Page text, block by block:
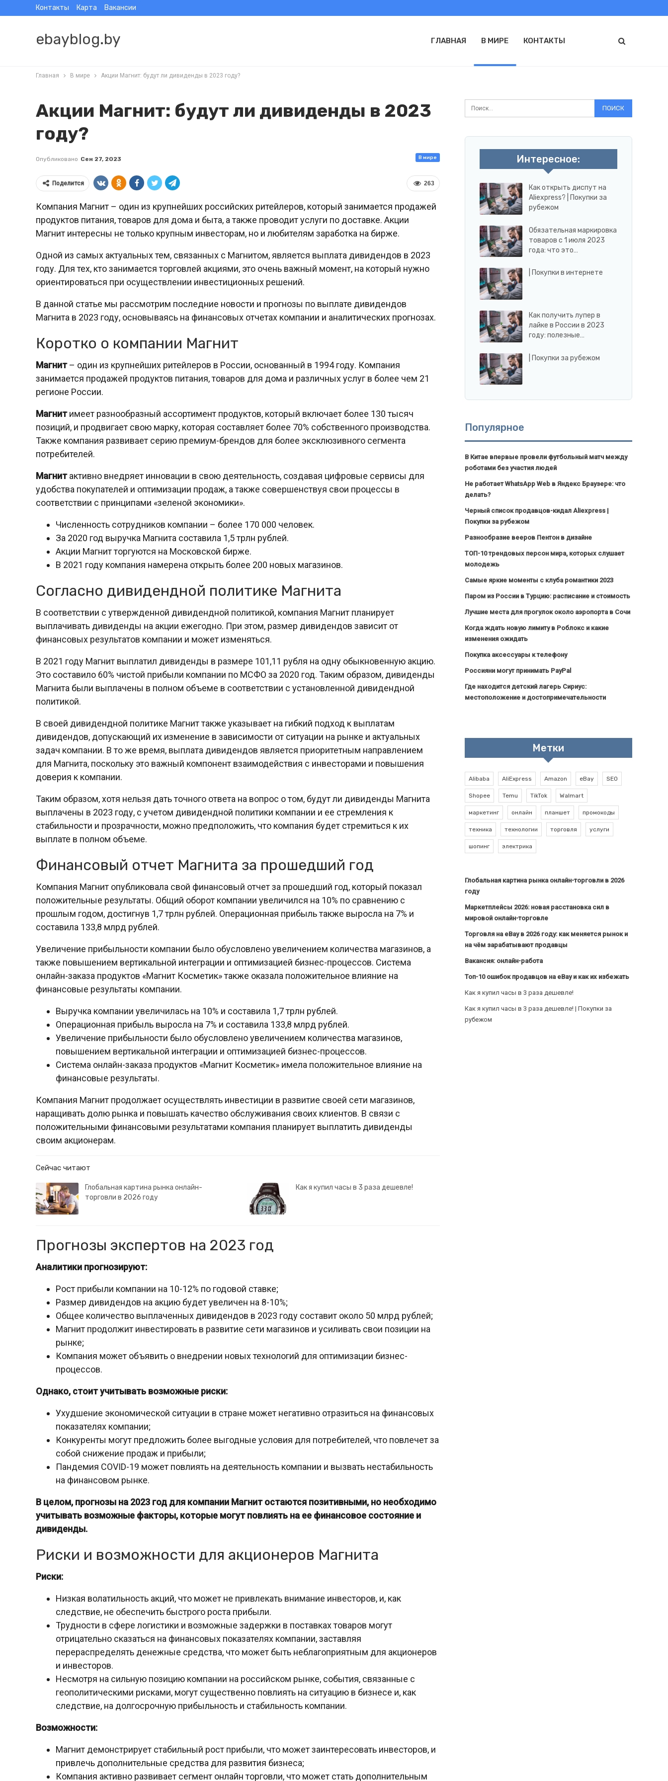
Контакты Карта Вакансии
ebayblog.by ГЛАВНАЯ В МИРЕ КОНТАКТЫ
Главная В мире Акции Магнит: будут ли дивиденды в 2023 году?
Акции Магнит: будут ли дивиденды в 2023
году?
В мире
Опубликовано Сен 27, 2023
263
Поделится
Компания Магнит – один из крупнейших российских ритейлеров, который занимается продажей
продуктов питания, товаров для дома и быта, а также проводит услуги по доставке. Акции
Магнит интересны не только крупным инвесторам, но и любителям заработка на бирже.
Одной из самых актуальных тем, связанных с Магнитом, является выплата дивидендов в 2023
году. Для тех, кто занимается торговлей акциями, это очень важный момент, на который нужно
ориентироваться при осуществлении инвестиционных решений.
В данной статье мы рассмотрим последние новости и прогнозы по выплате дивидендов
Магнита в 2023 году, основываясь на финансовых отчетах компании и аналитических прогнозах.
Коротко о компании Магнит
Магнит– один из крупнейших ритейлеров в России, основанный в 1994 году. Компания
занимается продажей продуктов питания, товаров для дома и различных услуг в более чем 21
регионе России.
Магнитимеет разнообразный ассортимент продуктов, который включает более 130 тысяч
позиций, и продвигает свою марку, которая составляет более 70% собственного производства.
Также компания развивает серию премиум-брендов для более эксклюзивного сегмента
потребителей.
Магнитактивно внедряет инновации в свою деятельность, создавая цифровые сервисы для
удобства покупателей и оптимизации продаж, а также совершенствуя свои процессы в
соответствии с принципами «зеленой экономики».
Численность сотрудников компании – более 170 000 человек.
За 2020 год выручка Магнита составила 1,5 трлн рублей.
Акции Магнит торгуются на Московской бирже.
В 2021 году компания намерена открыть более 200 новых магазинов.
Согласно дивидендной политике Магнита
В соответствии с утвержденной дивидендной политикой, компания Магнит планирует
выплачивать дивиденды на акции ежегодно. При этом, размер дивидендов зависит от
финансовых результатов компании и может изменяться.
В 2021 году Магнит выплатил дивиденды в размере 101,11 рубля на одну обыкновенную акцию.
Это составило 60% чистой прибыли компании по МСФО за 2020 год. Таким образом, дивиденды
Магнита были выплачены в полном объеме в соответствии с установленной дивидендной
политикой.
В своей дивидендной политике Магнит также указывает на гибкий подход к выплатам
дивидендов, допускающий их изменение в зависимости от ситуации на рынке и актуальных
задач компании. В то же время, выплата дивидендов является приоритетным направлением
для Магнита, поскольку это важный компонент взаимодействия с инвесторами и повышения
доверия к компании.
Таким образом, хотя нельзя дать точного ответа на вопрос о том, будут ли дивиденды Магнита
выплачены в 2023 году, с учетом дивидендной политики компании и ее стремления к
стабильности и прозрачности, можно предположить, что компания будет стремиться к их
выплате в полном объеме.
Финансовый отчет Магнита за прошедший год
Компания Магнит опубликовала свой финансовый отчет за прошедший год, который показал
положительные результаты. Общий оборот компании увеличился на 10% по сравнению с
прошлым годом, достигнув 1,7 трлн рублей. Операционная прибыль также выросла на 7% и
составила 133,8 млрд рублей.
Увеличение прибыльности компании было обусловлено увеличением количества магазинов, а
также повышением вертикальной интеграции и оптимизацией бизнес-процессов. Система
онлайн-заказа продуктов «Магнит Косметик» также оказала положительное влияние на
финансовые результаты компании.
Выручка компании увеличилась на 10% и составила 1,7 трлн рублей.
Операционная прибыль выросла на 7% и составила 133,8 млрд рублей.
Увеличение прибыльности было обусловлено увеличением количества магазинов,
повышением вертикальной интеграции и оптимизацией бизнес-процессов.
Система онлайн-заказа продуктов «Магнит Косметик» имела положительное влияние на
финансовые результаты.
Компания Магнит продолжает осуществлять инвестиции в развитие своей сети магазинов,
наращивать долю рынка и повышать качество обслуживания своих клиентов. В связи с
положительными финансовыми результатами компания планирует выплатить дивиденды
своим акционерам.
Сейчас читают
Глобальная картина рынка онлайн-
торговли в 2026 году
Как я купил часы в 3 раза дешевле!
Прогнозы экспертов на 2023 год
Аналитики прогнозируют:
Рост прибыли компании на 10-12% по годовой ставке;
Размер дивидендов на акцию будет увеличен на 8-10%;
Общее количество выплаченных дивидендов в 2023 году составит около 50 млрд рублей;
Магнит продолжит инвестировать в развитие сети магазинов и усиливать свои позиции на
рынке;
Компания может объявить о внедрении новых технологий для оптимизации бизнес-
процессов.
Однако, стоит учитывать возможные риски:
Ухудшение экономической ситуации в стране может негативно отразиться на финансовых
показателях компании;
Конкуренты могут предложить более выгодные условия для потребителей, что повлечет за
собой снижение продаж и прибыли;
Пандемия COVID-19 может повлиять на деятельность компании и вызвать нестабильность
на финансовом рынке.
В целом, прогнозы на 2023 год для компании Магнит остаются позитивными, но необходимо
учитывать возможные факторы, которые могут повлиять на ее финансовое состояние и
дивиденды.
Риски и возможности для акционеров Магнита
Риски:
Низкая волатильность акций, что может не привлекать внимание инвесторов, и, как
следствие, не обеспечить быстрого роста прибыли.
Трудности в сфере логистики и возможные задержки в поставках товаров могут
отрицательно сказаться на финансовых показателях компании, заставляя
перераспределять денежные средства, что может быть неблагоприятным для акционеров
и инвесторов.
Несмотря на сильную позицию компании на российском рынке, события, связанные с
геополитическими рисками, могут существенно повлиять на ситуацию в бизнесе и, как
следствие, на долгосрочную прибыльность и стабильность компании.
Возможности:
Магнит демонстрирует стабильный рост прибыли, что может заинтересовать инвесторов, и
привлечь дополнительные средства для развития бизнеса;
Компания активно развивает сегмент онлайн торговли, что может стать дополнительным
Интересное:
Как открыть диспут на
Aliexpress? | Покупки за
рубежом
Обязательная маркировка
товаров с 1 июля 2023
года: что это…
| Покупки в интернете
Как получить лупер в
лайке в России в 2023
году: полезные…
| Покупки за рубежом
Популярное
В Китае впервые провели футбольный матч между
роботами без участия людей
Не работает WhatsApp Web в Яндекс Браузере: что
делать?
Черный список продавцов-кидал Aliexpress |
Покупки за рубежом
Разнообразие вееров Пентон в дизайне
ТОП-10 трендовых персон мира, которых слушает
молодежь
Самые яркие моменты с клуба романтики 2023
Паром из России в Турцию: расписание и стоимость
Лучшие места для прогулок около аэропорта в Сочи
Когда ждать новую лимиту в Роблокс и какие
изменения ожидать
Покупка аксессуары к телефону
Россияни могут принимать PayPal
Где находится детский лагерь Сириус:
местоположение и достопримечательности
Метки
Alibaba AliExpress Amazon eBay SEO
Shopee Temu TikTok Walmart
маркетинг онлайн планшет промокоды
техника технологии торговля услуги
шопинг электрика
Глобальная картина рынка онлайн-торговли в 2026
году
Маркетплейсы 2026: новая расстановка сил в
мировой онлайн-торговле
Торговля на eBay в 2026 году: как меняется рынок и
на чём зарабатывают продавцы
Вакансия: онлайн-работа
Топ-10 ошибок продавцов на eBay и как их избежать
Как я купил часы в 3 раза дешевле!
Как я купил часы в 3 раза дешевле! | Покупки за
рубежом